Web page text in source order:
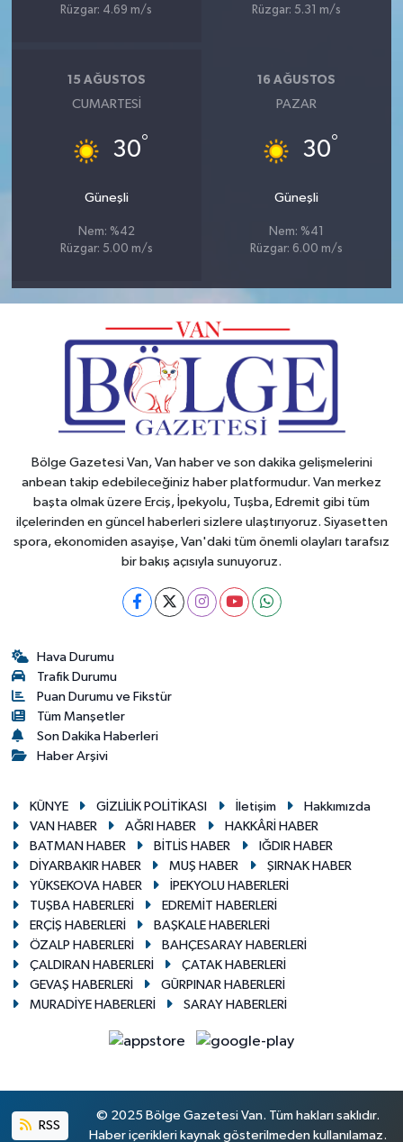
Rüzgar: 4.69 m/s
Rüzgar: 5.31 m/s
15 AĞUSTOS
CUMARTESI
30°
Güneşli
Nem: %42
Rüzgar: 5.00 m/s
16 AĞUSTOS
PAZAR
30°
Güneşli
Nem: %41
Rüzgar: 6.00 m/s
Bölge Gazetesi Van, Van haber ve son dakika gelişmelerini
anbean takip edebileceğiniz haber platformudur. Van merkez
başta olmak üzere Erciş, İpekyolu, Tuşba, Edremit gibi tüm
ilçelerinden en güncel haberleri sizlere ulaştırıyoruz. Siyasetten
spora, ekonomiden asayişe, Van'daki tüm önemli olayları tarafsız
bir bakış açısıyla sunuyoruz.
Hava Durumu
Trafik Durumu
Puan Durumu ve Fikstür
Tüm Manşetler
Son Dakika Haberleri
Haber Arşivi
KÜNYE GİZLİLİK POLİTİKASI İletişim
Hakkımızda
VAN HABER
AĞRI HABER
HAKKÂRİ HABER
BATMAN HABER
BİTLİS HABER
IĞDIR HABER
DİYARBAKIR HABER
MUŞ HABER
ŞIRNAK HABER
YÜKSEKOVA HABER
İPEKYOLU HABERLERİ
TUŞBA HABERLERİ
EDREMİT HABERLERİ
ERÇİŞ HABERLERİ
BAŞKALE HABERLERİ
ÖZALP HABERLERİ
BAHÇESARAY HABERLERİ
ÇALDIRAN HABERLERİ
ÇATAK HABERLERİ
GEVAŞ HABERLERİ
GÜRPINAR HABERLERİ
MURADİYE HABERLERİ
SARAY HABERLERİ
RSS
© 2025 Bölge Gazetesi Van. Tüm hakları saklıdır.
Haber içerikleri kaynak gösterilmeden kullanılamaz.